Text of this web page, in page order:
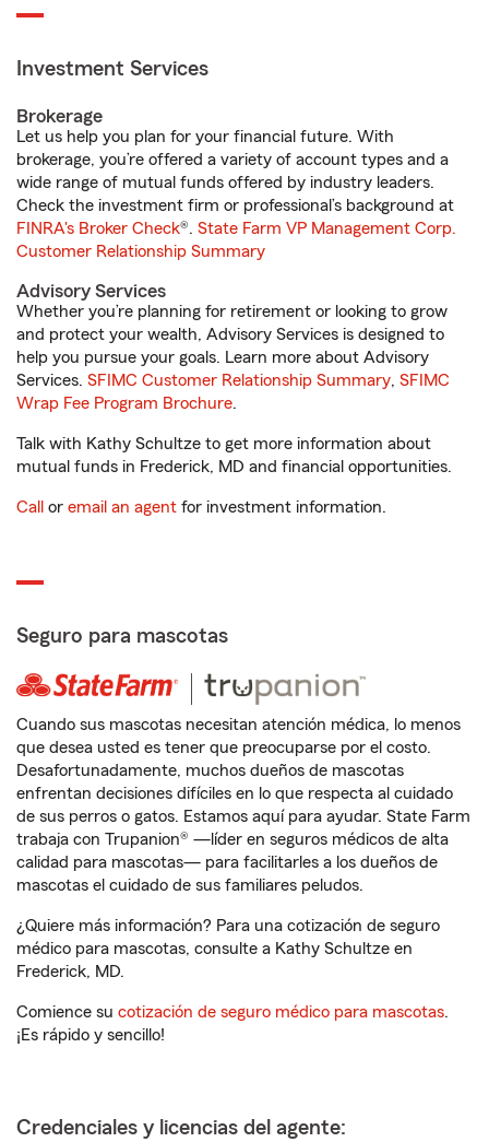
Investment Services
Brokerage
Let us help you plan for your financial future. With
brokerage, you’re offered a variety of account types and a
wide range of mutual funds offered by industry leaders.
Check the investment firm or professional’s background at
FINRA's Broker Check®. State Farm VP Management Corp.
Customer Relationship Summary
Advisory Services
Whether you’re planning for retirement or looking to grow
and protect your wealth, Advisory Services is designed to
help you pursue your goals. Learn more about Advisory
Services. SFIMC Customer Relationship Summary, SFIMC
Wrap Fee Program Brochure.
Talk with Kathy Schultze to get more information about
mutual funds in Frederick, MD and financial opportunities.
Call or email an agent for investment information.
Seguro para mascotas
Cuando sus mascotas necesitan atención médica, lo menos
que desea usted es tener que preocuparse por el costo.
Desafortunadamente, muchos dueños de mascotas
enfrentan decisiones difíciles en lo que respecta al cuidado
de sus perros o gatos. Estamos aquí para ayudar. State Farm
trabaja con Trupanion® —líder en seguros médicos de alta
calidad para mascotas— para facilitarles a los dueños de
mascotas el cuidado de sus familiares peludos.
¿Quiere más información? Para una cotización de seguro
médico para mascotas, consulte a Kathy Schultze en
Frederick, MD.
Comience su cotización de seguro médico para mascotas.
¡Es rápido y sencillo!
Credenciales y licencias del agente: